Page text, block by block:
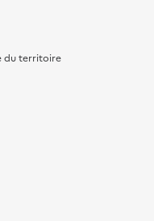
du territoire